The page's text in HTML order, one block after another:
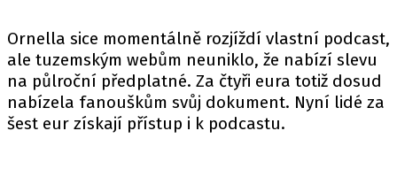
Ornella sice momentálně rozjíždí vlastní podcast,
ale tuzemským webům neuniklo, že nabízí slevu
na půlroční předplatné. Za čtyři eura totiž dosud
nabízela fanouškům svůj dokument. Nyní lidé za
šest eur získají přístup i k podcastu.